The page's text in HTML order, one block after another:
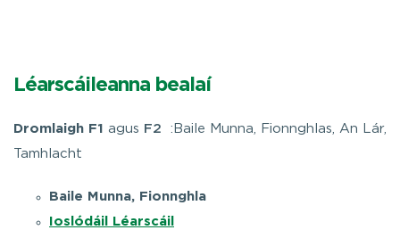
Léarscáileanna bealaí
Dromlaigh F1 agus F2 :Baile Munna, Fionnghlas, An Lár,
Tamhlacht
Baile Munna, Fionnghla
Ioslódáil Léarscáil